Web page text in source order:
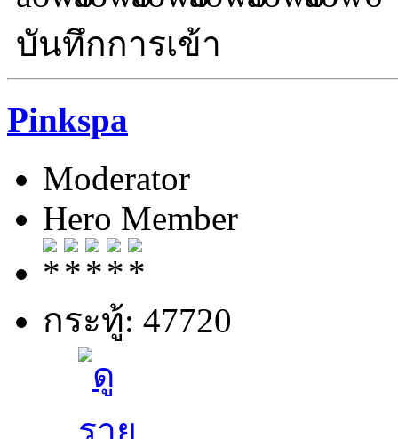
บันทึกการเข้า
Pinkspa
Moderator
Hero Member
กระทู้: 47720